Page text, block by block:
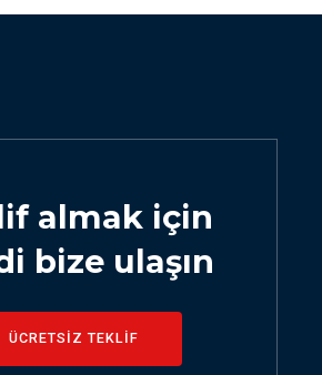
almak için
bize ulaşın
ÜCRETSİZ TEKLİF